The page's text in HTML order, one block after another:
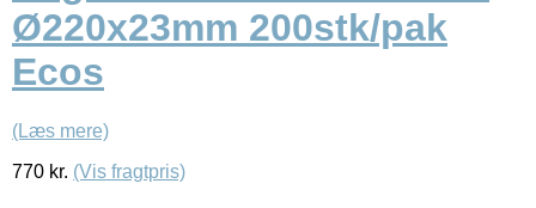
Ø220x23mm 200stk/pak
Ecos
(Læs mere)
770 kr. (Vis fragtpris)